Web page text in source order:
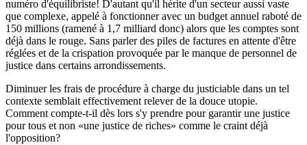
numéro d'équilibriste! D'autant qu'il hérite d'un secteur aussi vaste
que complexe, appelé à fonctionner avec un budget annuel raboté de
150 millions (ramené à 1,7 milliard donc) alors que les comptes sont
déjà dans le rouge. Sans parler des piles de factures en attente d'être
réglées et de la crispation provoquée par le manque de personnel de
justice dans certains arrondissements.
Diminuer les frais de procédure à charge du justiciable dans un tel
contexte semblait effectivement relever de la douce utopie.
Comment compte-t-il dès lors s'y prendre pour garantir une justice
pour tous et non «une justice de riches» comme le craint déjà
l'opposition?